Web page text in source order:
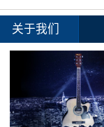
关于我们